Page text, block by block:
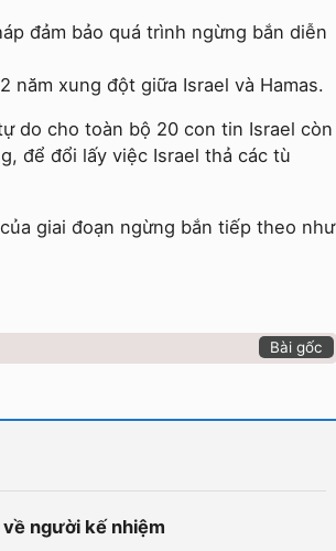
đảm bảo quá trình ngừng bắn diễn
năm xung đột giữa Israel và Hamas.
do cho toàn bộ 20 con tin Israel còn
để đổi lấy việc Israel thả các tù
giai đoạn ngừng bắn tiếp theo như
Bài gốc
người kế nhiệm